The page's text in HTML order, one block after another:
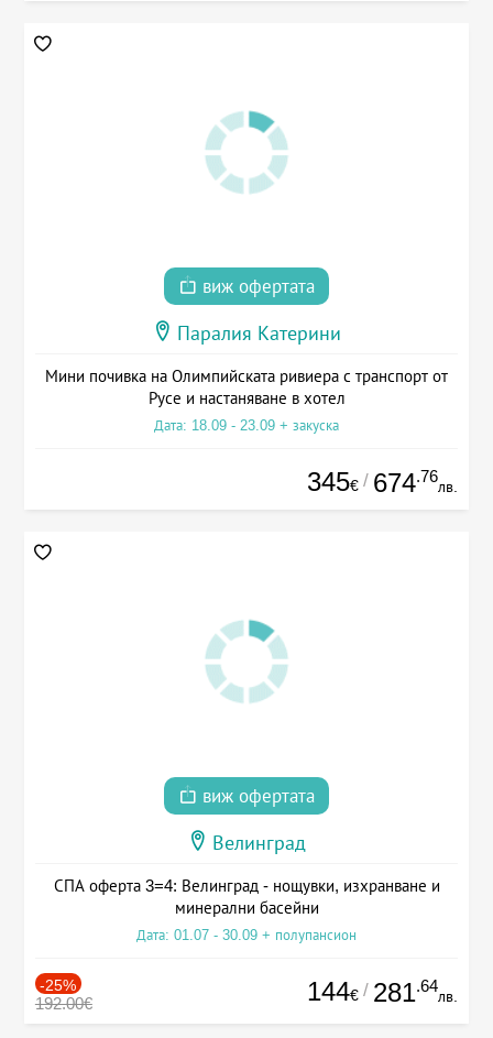
виж офертата
Паралия Катерини
Мини почивка на Олимпийската ривиера с транспорт от
Русе и настаняване в хотел
Дата: 18.09 - 23.09 + закуска
345€ / 674.76
лв.
виж офертата
Велинград
СПА оферта 3=4: Велинград - нощувки, изхранване и
минерални басейни
Дата: 01.07 - 30.09 + полупансион
-25%
192.00€ 144€ / 281.64
лв.